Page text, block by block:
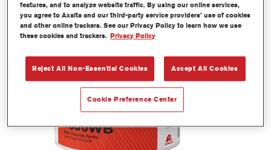
features, and to analyze website traffic. By using our online services,
you agree to Axalta and our third-party service providers’ use of cookies
and other online trackers. See our Privacy Policy to learn how we use
these cookies and trackers. Privacy Policy
Reject All Non-Essential Cookies Accept All Cookies
Cookie Preference Center